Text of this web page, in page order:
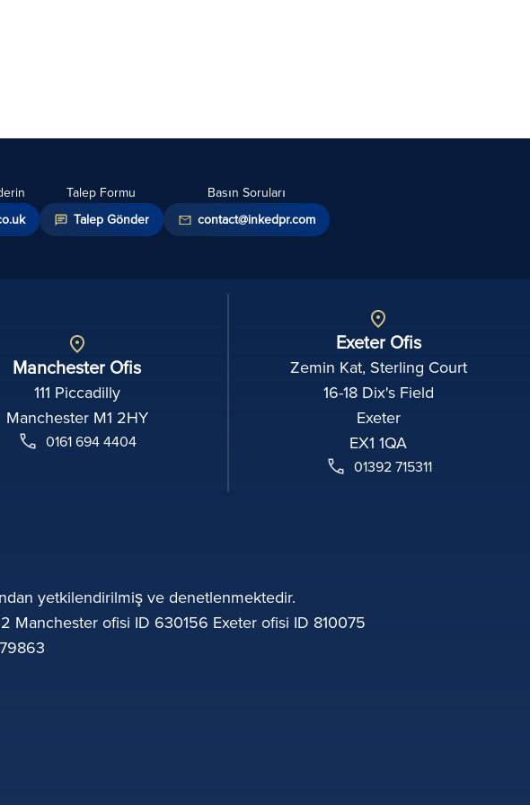
Talep Formu
Talep Gönder
Basın Soruları
contact@inkedpr.com
Manchester Ofis
111 Piccadilly
Manchester M1 2HY
0161 694 4404
Exeter Ofis
Zemin Kat, Sterling Court
16-18 Dix's Field
Exeter
EX1 1QA
01392 715311
yetkilendirilmiş ve denetlenmektedir.
Manchester ofisi ID 630156 Exeter ofisi ID 810075